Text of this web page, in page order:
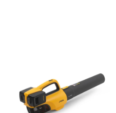
i massimi standard
affidabilità e
singola cella; sicure, in
per consentire all'aria di
abbiamo sviluppato e
che controlla le celle.